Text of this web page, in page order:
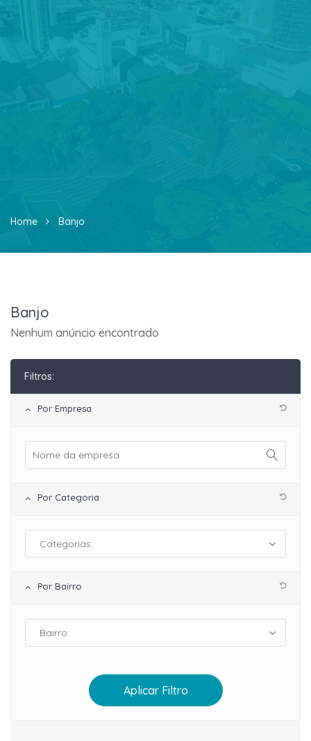
Home Banjo
Banjo
Nenhum anúncio encontrado
Filtros:
Por Empresa
Por Categoria
Por Bairro
Aplicar Filtro